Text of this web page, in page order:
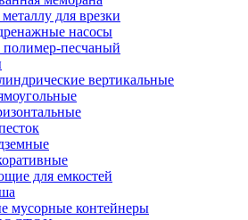
для врезки
насосы
песчаный
вертикальные
для емкостей
мусорные контейнеры